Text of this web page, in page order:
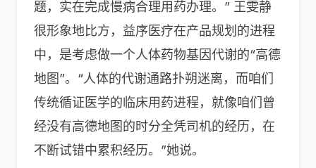
题，实在完成慢病合理用药办理。” 王雯静
很形象地比方，益序医疗在产品规划的进程
中，是考虑做一个人体药物基因代谢的“高德
地图”。“人体的代谢通路扑朔迷离，而咱们
传统循证医学的临床用药进程，就像咱们曾
经没有高德地图的时分全凭司机的经历，在
不断试错中累积经历。”她说。